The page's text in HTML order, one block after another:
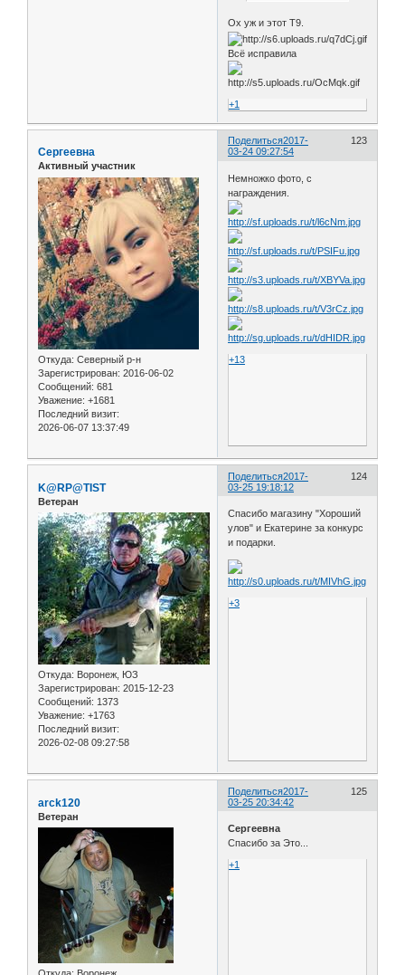
Ох уж и этот Т9.
Всё исправила
+1
Поделиться 123
2017-
03-24 09:27:54
Сергеевна
Активный участник
Откуда: Северный р-н
Зарегистрирован: 2016-06-02
Сообщений: 681
Уважение: +1681
Последний визит:
2026-06-07 13:37:49
Немножко фото, с
награждения.
+13
Поделиться 124
2017-
03-25 19:18:12
K@RP@TIST
Ветеран
Откуда: Воронеж, ЮЗ
Зарегистрирован: 2015-12-23
Сообщений: 1373
Уважение: +1763
Последний визит:
2026-02-08 09:27:58
Спасибо магазину "Хороший
улов" и Екатерине за конкурс
и подарки.
+3
Поделиться 125
2017-
03-25 20:34:42
arck120
Ветеран
Сергеевна
Спасибо за Это...
+1